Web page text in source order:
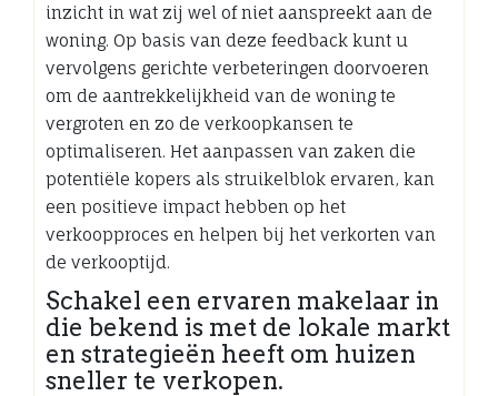
inzicht in wat zij wel of niet aanspreekt aan de
woning. Op basis van deze feedback kunt u
vervolgens gerichte verbeteringen doorvoeren
om de aantrekkelijkheid van de woning te
vergroten en zo de verkoopkansen te
optimaliseren. Het aanpassen van zaken die
potentiële kopers als struikelblok ervaren, kan
een positieve impact hebben op het
verkoopproces en helpen bij het verkorten van
de verkooptijd.
Schakel een ervaren makelaar in
die bekend is met de lokale markt
en strategieën heeft om huizen
sneller te verkopen.